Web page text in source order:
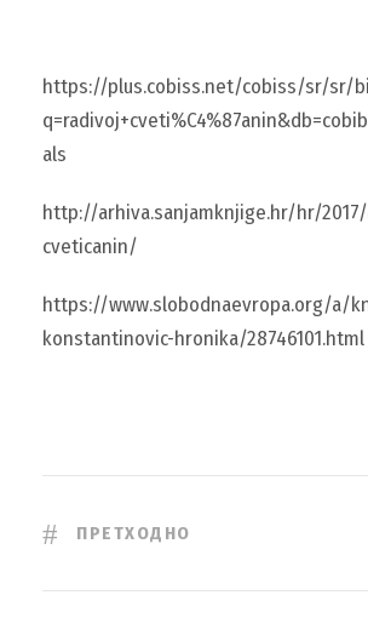
https://plus.cobiss.net/cobiss/sr/sr/
als
http://arhiva.sanjamknjige.hr/hr/
cveticanin/
https://www.slobodnaevropa.org/a/
konstantinovic-hronika/28746101.html
ПРЕТХОДНО